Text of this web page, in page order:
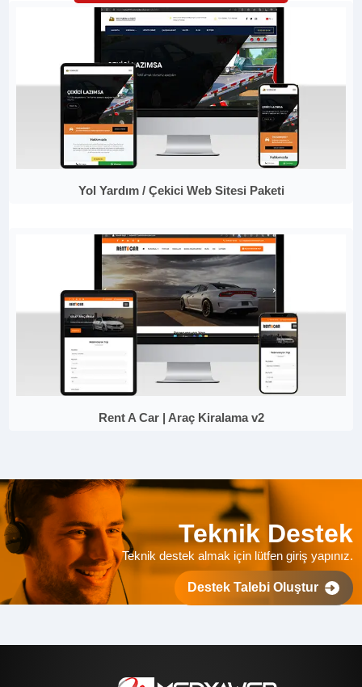
Yol Yardım / Çekici Web Sitesi Paketi
Rent A Car | Araç Kiralama v2
Teknik Destek
Teknik destek almak için lütfen giriş yapınız.
Destek Talebi Oluştur